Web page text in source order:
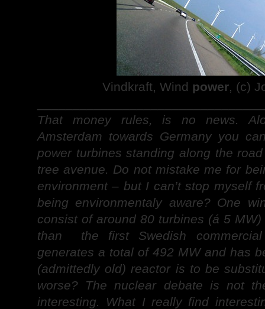
Vindkraft, Wind power, (c)
That money rules, is no news.
Amsterdam towards Germany you
power turbines standing along the
tree avenue. Do not mistake me for
environment – but I can’t stop myself
being environmentaly aware? One
consist of around 80 turbines (á 5
than the first Swedish
generates a total of 492 MW and has
(admittedly old) reactor is to be
worse? The nuclear debate is not
interesting. What I really find